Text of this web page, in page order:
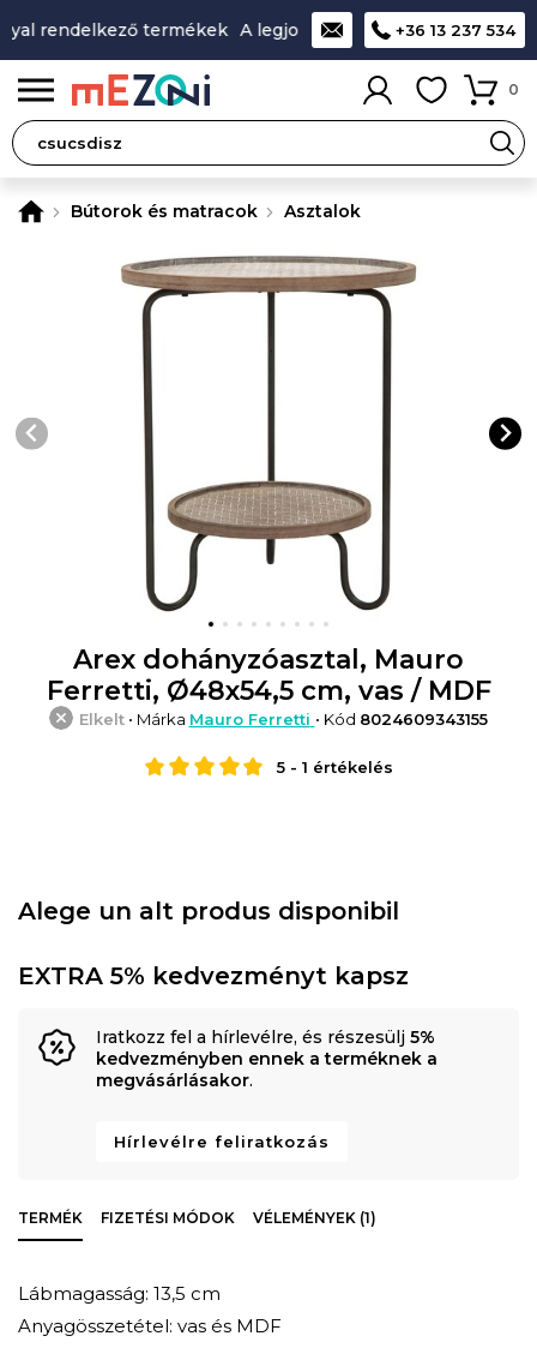
rendelkező termékek A legjobb design-minőség-ár
+36 13 237 534
0
Bútorok és matracok Asztalok
Arex dohányzóasztal, Mauro
Ferretti, Ø48x54,5 cm, vas / MDF
Elkelt• Márka Mauro Ferretti • Kód 8024609343155
5- 1 értékelés
Alege un alt produs disponibil
EXTRA 5% kedvezményt kapsz
Iratkozz fel a hírlevélre, és részesülj 5%
kedvezményben ennek a terméknek a
megvásárlásakor.
Hírlevélre feliratkozás
TERMÉK FIZETÉSI MÓDOK VÉLEMÉNYEK (1)
Lábmagasság: 13,5 cm
Anyagösszetétel: vas és MDF